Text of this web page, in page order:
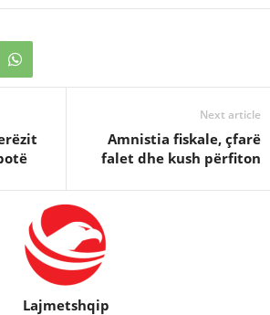
Next article
Amnistia fiskale, çfarë
falet dhe kush përfiton
Lajmetshqip